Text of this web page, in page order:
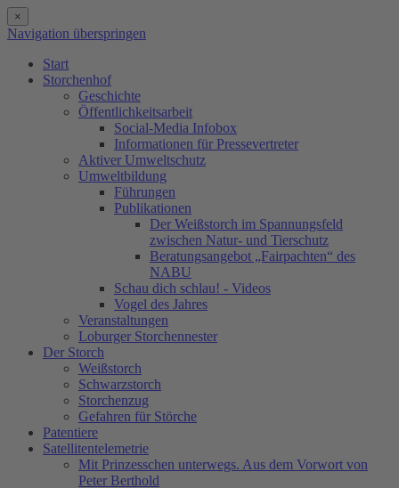
×
Navigation überspringen
Start
Storchenhof
Geschichte
Öffentlichkeitsarbeit
Social-Media Infobox
Informationen für Pressevertreter
Aktiver Umweltschutz
Umweltbildung
Führungen
Publikationen
Der Weißstorch im Spannungsfeld
zwischen Natur- und Tierschutz
Beratungsangebot „Fairpachten“ des
NABU
Schau dich schlau! - Videos
Vogel des Jahres
Veranstaltungen
Loburger Storchennester
Der Storch
Weißstorch
Schwarzstorch
Storchenzug
Gefahren für Störche
Patentiere
Satellitentelemetrie
Mit Prinzesschen unterwegs. Aus dem Vorwort von
Peter Berthold